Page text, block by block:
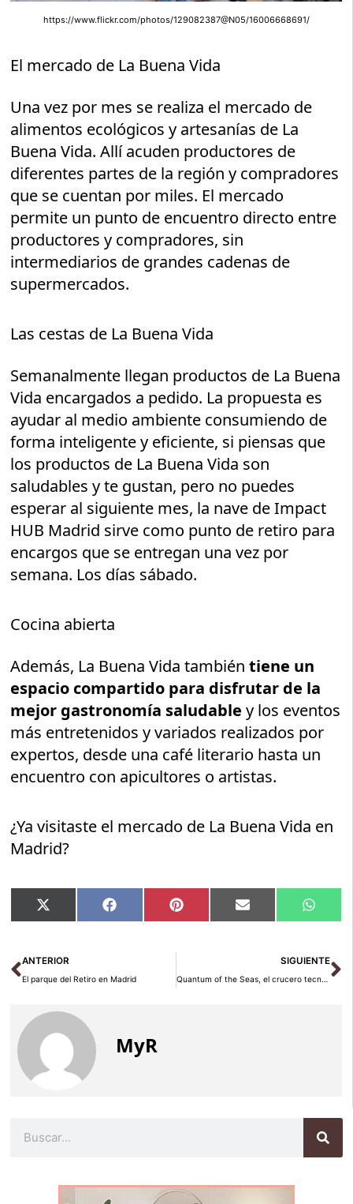
https://www.flickr.com/photos/129082387@N05/16006668691/
El mercado de La Buena Vida
Una vez por mes se realiza el mercado de
alimentos ecológicos y artesanías de La
Buena Vida. Allí acuden productores de
diferentes partes de la región y compradores
que se cuentan por miles. El mercado
permite un punto de encuentro directo entre
productores y compradores, sin
intermediarios de grandes cadenas de
supermercados.
Las cestas de La Buena Vida
Semanalmente llegan productos de La Buena
Vida encargados a pedido. La propuesta es
ayudar al medio ambiente consumiendo de
forma inteligente y eficiente, si piensas que
los productos de La Buena Vida son
saludables y te gustan, pero no puedes
esperar al siguiente mes, la nave de Impact
HUB Madrid sirve como punto de retiro para
encargos que se entregan una vez por
semana. Los días sábado.
Cocina abierta
Además, La Buena Vida tambiéntiene un
espacio compartido para disfrutar de la
mejor gastronomía saludable y los eventos
más entretenidos y variados realizados por
expertos, desde una café literario hasta un
encuentro con apicultores o artistas.
¿Ya visitaste el mercado de La Buena Vida en
Madrid?
Compartir
en
X
(Twitter)
Compartir
en
Facebook Compartir
en
Pinterest Compartir
en
Email
en
Ant
ANTERIOR
El parque del Retiro en Madrid
SIGUIENTE
Quantum of the Seas, el crucero tecnológico
MyR